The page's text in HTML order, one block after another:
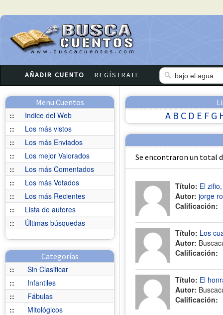
AÑADIR CUENTO REGÍSTRATE
Menu Cuentos
::
Indice del Web
::
Los más vistos
::
Los más Enviados
::
Los mejor Valorados
::
Los más Comentados
::
Los más Votados
::
Los más Recientes
::
Lista de autores
::
Últimas búsquedas
Categorías
::
Sin Clasificar
::
Infantiles
::
Fábulas
::
Mitológicos
A B C D E F G
Se encontraron un total
Título: El
Autor: jorge
Calificación:
Título: Los
Autor:
Calificación:
Título: El
Autor:
Calificación: